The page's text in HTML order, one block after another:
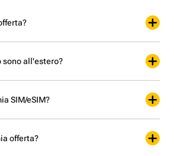
sono all'estero?
SIM/eSIM?
offerta?